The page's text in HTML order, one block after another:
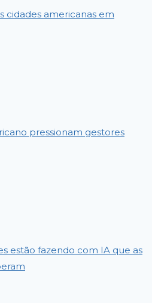
cidades americanas em
pressionam gestores
estão fazendo com IA que as